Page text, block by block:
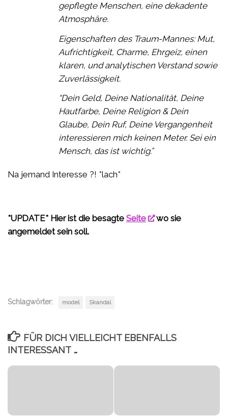
gepflegte Menschen, eine dekadente
Atmosphäre.
Eigenschaften des Traum-Mannes: Mut,
Aufrichtigkeit, Charme, Ehrgeiz, einen
klaren, und analytischen Verstand sowie
Zuverlässigkeit.
“Dein Geld, Deine Nationalität, Deine
Hautfarbe, Deine Religion & Dein
Glaube, Dein Ruf, Deine Vergangenheit
interessieren mich keinen Meter. Sei ein
Mensch, das ist wichtig.”
Na jemand Interesse ?! *lach*
*UPDATE* Hier ist die besagte Seite
wo sie
angemeldet sein soll.
Schlagwörter: model Skandal
FÜR DICH VIELLEICHT EBENFALLS
INTERESSANT …